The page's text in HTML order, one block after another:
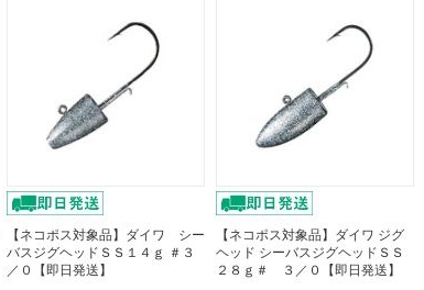
【ネコポス対象品】ダイワ シー
バスジグヘッドＳＳ１４ｇ ＃３
／０【即日発送】
【ネコポス対象品】ダイワ ジグ
ヘッド シーバスジグヘッドＳＳ
２８ｇ＃ ３／０【即日発送】